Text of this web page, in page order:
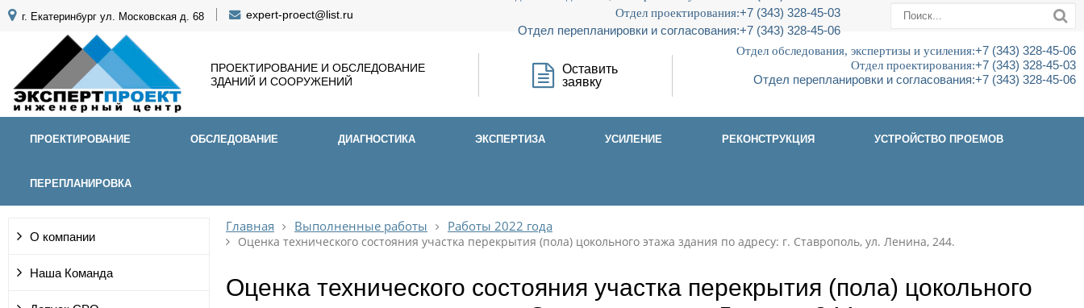
г. Екатеринбург ул. Московская д. 68 expert-proect@list.ru
Отдел обследования, экспертизы и усиления:+7 (343) 328-45-06
Отдел проектирования:+7 (343) 328-45-03
Отдел перепланировки и согласования:+7 (343) 328-45-06
Оставить
заявку
ПРОЕКТИРОВАНИЕ И ОБСЛЕДОВАНИЕ
ЗДАНИЙ И СООРУЖЕНИЙ
Отдел проектирования:+7 (343) 328-45-03
Отдел перепланировки и согласования:+7 (343) 328-45-06
ПРОЕКТИРОВАНИЕ ОБСЛЕДОВАНИЕ ДИАГНОСТИКА ЭКСПЕРТИЗА УСИЛЕНИЕ РЕКОНСТРУКЦИЯ УСТРОЙСТВО ПРОЕМОВ
ПЕРЕПЛАНИРОВКА
О компании
Наша Команда
Главная Выполненные работы Работы 2022 года
Оценка технического состояния участка перекрытия (пола) цокольного этажа здания по адресу: г. Ставрополь, ул. Ленина, 244.
Оценка технического состояния участка перекрытия (пола) цокольного